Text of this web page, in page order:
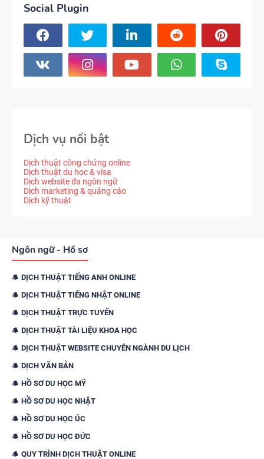
Social Plugin
Dịch vụ nổi bật
Dịch thuật công chứng online
Dịch thuật du học & visa
Dịch website đa ngôn ngữ
Dịch marketing & quảng cáo
Dịch kỹ thuật
Ngôn ngữ - Hồ sơ
DỊCH THUẬT TIẾNG ANH ONLINE
DỊCH THUẬT TIẾNG NHẬT ONLINE
DỊCH THUẬT TRỰC TUYẾN
DỊCH THUẬT TÀI LIỆU KHOA HỌC
DỊCH THUẬT WEBSITE CHUYÊN NGÀNH DU LỊCH
DỊCH VĂN BẢN
HỒ SƠ DU HỌC MỸ
HỒ SƠ DU HỌC NHẬT
HỒ SƠ DU HỌC ÚC
HỒ SƠ DU HỌC ĐỨC
QUY TRÌNH DỊCH THUẬT ONLINE